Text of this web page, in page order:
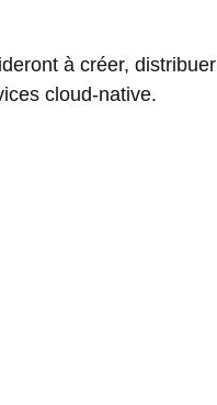
à créer, distribuer
cloud-native.